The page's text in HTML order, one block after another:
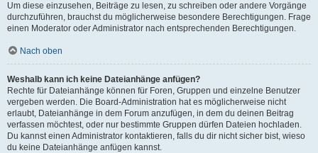
Um diese einzusehen, Beiträge zu lesen, zu schreiben oder andere Vorgänge
durchzuführen, brauchst du möglicherweise besondere Berechtigungen. Frage
einen Moderator oder Administrator nach entsprechenden Berechtigungen.
Nach oben
Weshalb kann ich keine Dateianhänge anfügen?
Rechte für Dateianhänge können für Foren, Gruppen und einzelne Benutzer
vergeben werden. Die Board-Administration hat es möglicherweise nicht
erlaubt, Dateianhänge in dem Forum anzufügen, in dem du deinen Beitrag
verfassen möchtest, oder nur bestimmte Gruppen dürfen Dateien hochladen.
Du kannst einen Administrator kontaktieren, falls du dir nicht sicher bist, wieso
du keine Dateianhänge anfügen kannst.